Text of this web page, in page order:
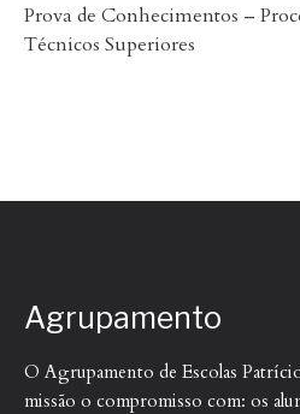
Prova de Conhecimentos –
Técnicos Superiores
Agrupamento
O Agrupamento de Escolas
missão o compromisso com: os